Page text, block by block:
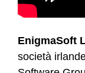
EnigmaSoft
società